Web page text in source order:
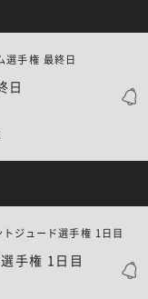
日
手権 最終日
手権 1日目
ジュード選手権 1日目